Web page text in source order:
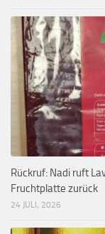
Rückruf: Nadi ruft
Fruchtplatte zurück
24 JULI, 2026